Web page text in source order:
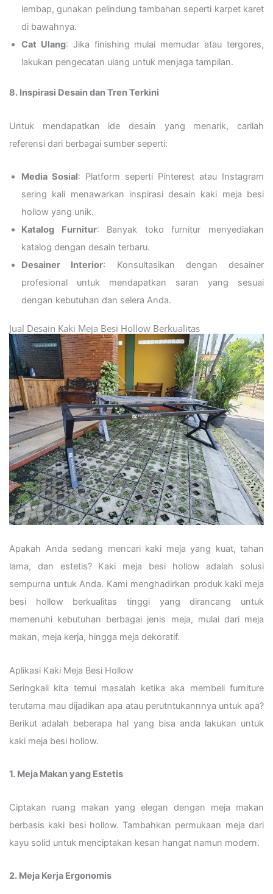
lembap, gunakan pelindung tambahan seperti karpet karet
di bawahnya.
Cat Ulang: Jika finishing mulai memudar atau tergores,
lakukan pengecatan ulang untuk menjaga tampilan.
8. Inspirasi Desain dan Tren Terkini
Untuk mendapatkan ide desain yang menarik, carilah
referensi dari berbagai sumber seperti:
Media Sosial: Platform seperti Pinterest atau Instagram
sering kali menawarkan inspirasi desain kaki meja besi
hollow yang unik.
Katalog Furnitur: Banyak toko furnitur menyediakan
katalog dengan desain terbaru.
Desainer Interior: Konsultasikan dengan desainer
profesional untuk mendapatkan saran yang sesuai
dengan kebutuhan dan selera Anda.
Jual Desain Kaki Meja Besi Hollow Berkualitas
Apakah Anda sedang mencari kaki meja yang kuat, tahan
lama, dan estetis? Kaki meja besi hollow adalah solusi
sempurna untuk Anda. Kami menghadirkan produk kaki meja
besi hollow berkualitas tinggi yang dirancang untuk
memenuhi kebutuhan berbagai jenis meja, mulai dari meja
makan, meja kerja, hingga meja dekoratif.
Aplikasi Kaki Meja Besi Hollow
Seringkali kita temui masalah ketika aka membeli furniture
terutama mau dijadikan apa atau perutntukannnya untuk apa?
Berikut adalah beberapa hal yang bisa anda lakukan untuk
kaki meja besi hollow.
1. Meja Makan yang Estetis
Ciptakan ruang makan yang elegan dengan meja makan
berbasis kaki besi hollow. Tambahkan permukaan meja dari
kayu solid untuk menciptakan kesan hangat namun modern.
2. Meja Kerja Ergonomis